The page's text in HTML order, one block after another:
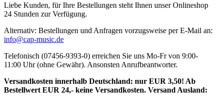
Liebe Kunden, für Ihre Bestellungen steht Ihnen unser Onlineshop
24 Stunden zur Verfügung.
Alternativ: Bestellungen und Anfragen vorzugsweise per E-Mail an:
info@cap-music.de
Telefonisch (07456-9393-0) erreichen Sie uns Mo-Fr von 9:00-
11:00 Uhr (ohne Gewähr). Ansonsten Anrufbeantworter.
Versandkosten innerhalb Deutschland: nur EUR 3,50! Ab
Bestellwert EUR 24,- keine Versandkosten. Versand Ausland: